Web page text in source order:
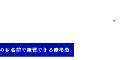
お名前で練習できる慶弔袋